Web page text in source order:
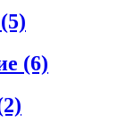
(5)
(6)